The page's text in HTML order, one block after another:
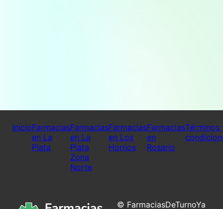
InicioFarmacias
en La
Plata
Farmacias
en La
Plata
Zona
Norte
Farmacias
en Los
Hornos
Farmacias
en
Rosario
Términos
© FarmaciasDeTurnoYa